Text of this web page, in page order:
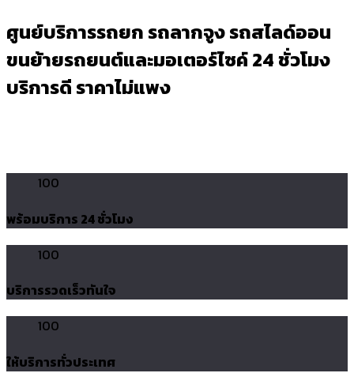
ศูนย์บริการรถยก รถลากจูง รถสไลด์ออน
ขนย้ายรถยนต์และมอเตอร์ไซค์ 24 ชั่วโมง
บริการดี ราคาไม่แพง
100
พร้อมบริการ 24 ชั่วโมง
100
บริการรวดเร็วทันใจ
100
ให้บริการทั่วประเทศ